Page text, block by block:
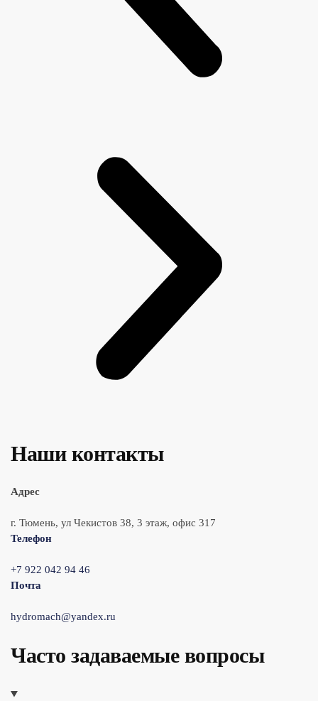
Наши контакты
Адрес
г. Тюмень, ул Чекистов 38, 3 этаж, офис 317
Телефон
+7 922 042 94 46
Почта
hydromach@yandex.ru
Часто задаваемые вопросы